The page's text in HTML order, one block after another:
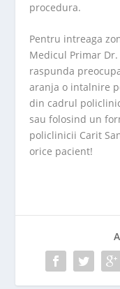
procedura.
Pentru intreaga
Medicul Primar
raspunda
aranja o intalnire
din cadrul
sau folosind un
policlinicii Carit
orice pacient!